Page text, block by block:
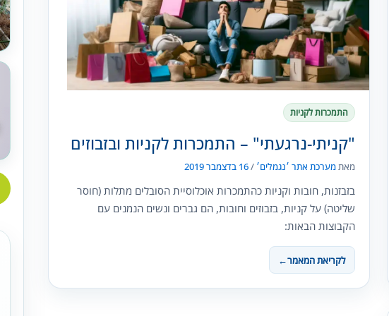
התמכרות לקניות
"קניתי-נרגעתי" – התמכרות לקניות ובזבוזים
מאתמערכת אתר ׳נגמלים׳ /16 בדצמבר 2019
בזבזנות, חובות וקניות כהתמכרות אוכלוסיית הסובלים מתלות (חוסר
שליטה) על קניות, בזבוזים וחובות, הם גברים ונשים הנמנים עם
הקבוצות הבאות:
לקריאת המאמר←